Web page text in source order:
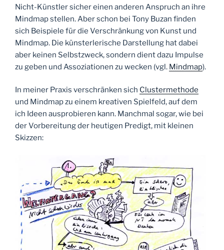
Nicht-Künstler sicher einen anderen Anspruch an ihre
Mindmap stellen. Aber schon bei Tony Buzan finden
sich Beispiele für die Verschränkung von Kunst und
Mindmap. Die künsterlerische Darstellung hat dabei
aber keinen Selbstzweck, sondern dient dazu Impulse
zu geben und Assoziationen zu wecken (vgl. Mindmap).
In meiner Praxis verschränken sich Clustermethode
und Mindmap zu einem kreativen Spielfeld, auf dem
ich Ideen ausprobieren kann. Manchmal sogar, wie bei
der Vorbereitung der heutigen Predigt, mit kleinen
Skizzen: